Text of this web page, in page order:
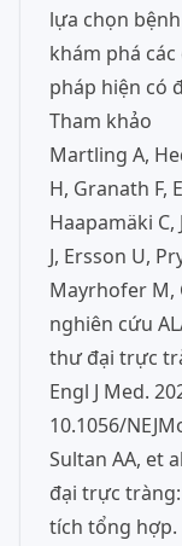
lựa chọn
khám phá
pháp hiện có
Tham khảo
Martling A,
H, Granath F,
Haapamäki
J, Ersson U,
Mayrhofer M,
nghiên cứu
thư đại trực
Engl J Med.
10.1056/
Sultan AA, et
đại trực
tích tổng hợp.